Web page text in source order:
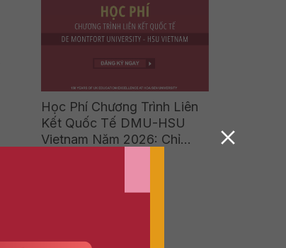
DAVIS UNIVERSITY (HOA
Học Phí Chương Trình Liên
Kết Quốc Tế DMU-HSU
Vietnam Năm 2026: Chỉ
Nhân Quốc Tế Từ Vương